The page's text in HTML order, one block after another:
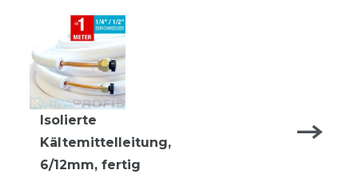
Isolierte
Kältemittelleitung,
6/12mm, fertig